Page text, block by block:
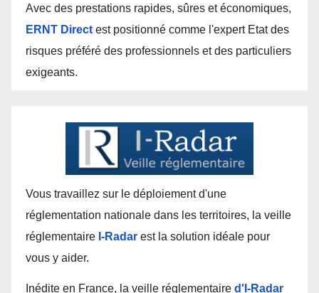
Avec des prestations rapides, sûres et économiques,
ERNT Direct est positionné comme l'expert Etat des
risques préféré des professionnels et des particuliers
exigeants.
Vous travaillez sur le déploiement d'une
réglementation nationale dans les territoires, la veille
réglementaire I-Radar est la solution idéale pour
vous y aider.
Inédite en France, la veille réglementaire d'I-Radar